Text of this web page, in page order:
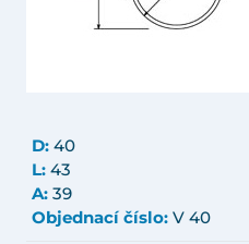
D: 40
L: 43
A: 39
Objednací číslo: V 40